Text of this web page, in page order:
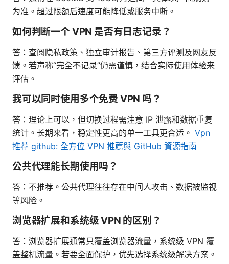
为准。超过限额后速度可能降低或服务中断。
如何判断一个 VPN 是否有日志记录？
答：查阅隐私政策、独立审计报告、第三方评测及网友反
馈。若声称“完全不记录”仍需谨慎，结合实际使用体验来
评估。
我可以同时使用多个免费 VPN 吗？
答：理论上可以，但切换过程需注意 IP 泄露和数据重复
统计。长期来看，稳定性更高的单一工具更合适。 Vpn
推荐 github: 全方位 VPN 推薦與 GitHub 資源指南
公共代理能长期使用吗？
答：不推荐。公共代理往往存在中间人攻击、数据被监视
等风险。
浏览器扩展和系统级 VPN 的区别？
答：浏览器扩展通常只覆盖浏览器流量，系统级 VPN 覆
盖整机流量。若要全面保护，优先选择系统级解决方案。